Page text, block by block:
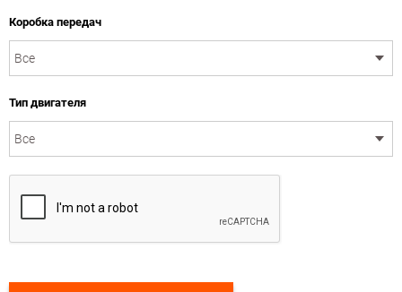
Коробка передач
Тип двигателя